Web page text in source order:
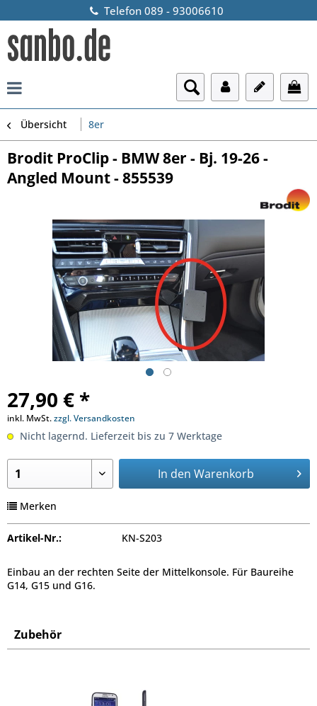
Telefon 089 - 93006610
Übersicht 8er
Brodit ProClip - BMW 8er - Bj. 19-26 -
Angled Mount - 855539
27,90 € *
inkl. MwSt.zzgl. Versandkosten
Nicht lagernd. Lieferzeit bis zu 7 Werktage
In den Warenkorb
Merken
Artikel-Nr.: KN-S203
Einbau an der rechten Seite der Mittelkonsole. Für Baureihe
G14, G15 und G16.
Zubehör